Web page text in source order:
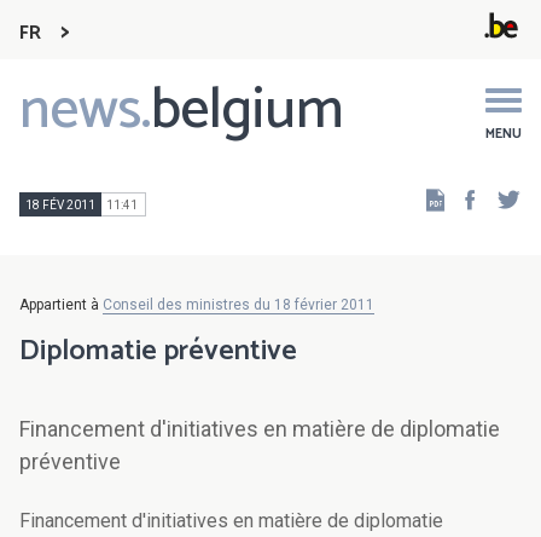
FR
news.belgium MENU
Main
navigation
18 FÉV 2011 11:41
Appartient à Conseil des ministres du 18 février 2011
Diplomatie préventive
Financement d'initiatives en matière de diplomatie
préventive
Financement d'initiatives en matière de diplomatie